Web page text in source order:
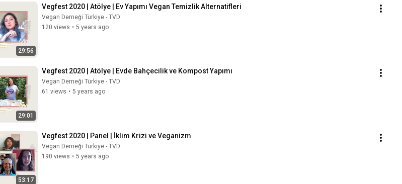
29:56
Vegfest 2020 | Atölye | Ev Yapımı Vegan Temizlik Alternatifleri
Vegan Derneği Türkiye - TVD
120 views • 5 years ago
29:01
Vegfest 2020 | Atölye | Evde Bahçecilik ve Kompost Yapımı
Vegan Derneği Türkiye - TVD
61 views • 5 years ago
53:17
Vegfest 2020 | Panel | İklim Krizi ve Veganizm
Vegan Derneği Türkiye - TVD
190 views • 5 years ago